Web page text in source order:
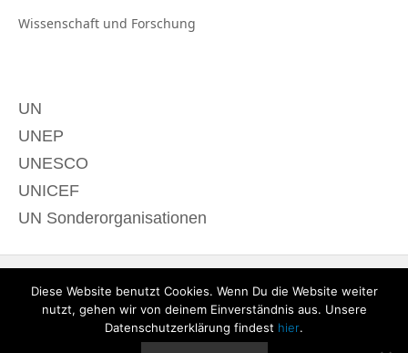
Wissenschaft und Forschung
UN
UNEP
UNESCO
UNICEF
UN Sonderorganisationen
Diese Website benutzt Cookies. Wenn Du die Website weiter
nutzt, gehen wir von deinem Einverständnis aus. Unsere
Datenschutzerklärung findest hier.